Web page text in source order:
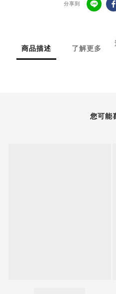
分享到
商品描述 了解更多
您可能